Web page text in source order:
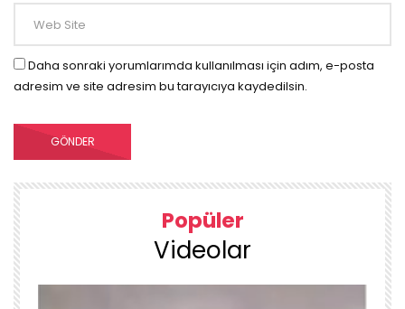
Daha sonraki yorumlarımda kullanılması için adım, e-posta
adresim ve site adresim bu tarayıcıya kaydedilsin.
Popüler
Videolar